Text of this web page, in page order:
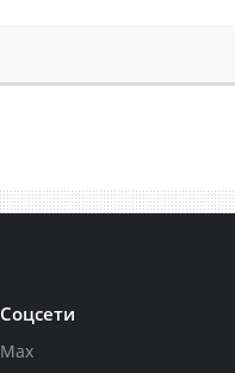
Соцсети
Max